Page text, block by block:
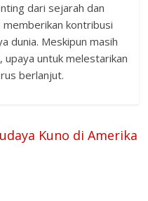
dari sejarah dan
kontribusi
dunia. Meskipun masih
upaya untuk melestarikan
berlanjut.
Kuno di Amerika